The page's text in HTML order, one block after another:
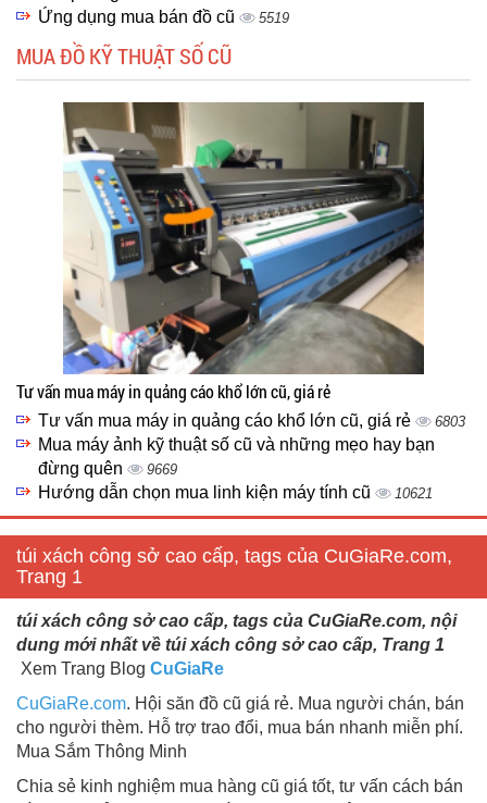
Ứng dụng mua bán đồ cũ 5519
MUA ĐỒ KỸ THUẬT SỐ CŨ
Tư vấn mua máy in quảng cáo khổ lớn cũ, giá rẻ
Tư vấn mua máy in quảng cáo khổ lớn cũ, giá rẻ 6803
Mua máy ảnh kỹ thuật số cũ và những mẹo hay bạn
đừng quên
9669
Hướng dẫn chọn mua linh kiện máy tính cũ 10621
túi xách công sở cao cấp, tags của CuGiaRe.com,
Trang 1
túi xách công sở cao cấp, tags của CuGiaRe.com, nội
dung mới nhất về túi xách công sở cao cấp, Trang 1
Xem Trang Blog CuGiaRe
CuGiaRe.com. Hội săn đồ cũ giá rẻ. Mua người chán, bán
cho người thèm. Hỗ trợ trao đổi, mua bán nhanh miễn phí.
Mua Sắm Thông Minh
Chia sẻ kinh nghiệm mua hàng cũ giá tốt, tư vấn cách bán